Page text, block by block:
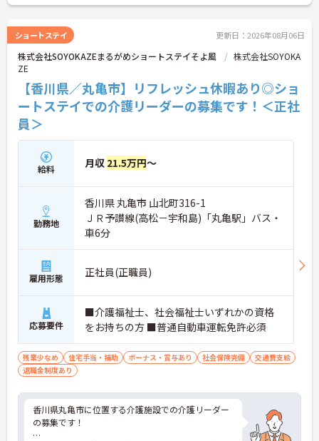
ショートステイ 更新日：2026年08月06日
株式会社SOYOKAZEまるがめショートステイそよ風
株式会社SOYOKA
ZE
【香川県／丸亀市】リフレッシュ休暇あり◎ショ
ートステイでの介護リーダーの募集です！＜正社
員＞
給料 月収 21.5万円～
勤務地
香川県 丸亀市 山北町316-1
ＪＲ予讃線(高松－宇和島)「丸亀駅」バス・
車6分
雇用形態 正社員(正職員)
応募要件
■介護福祉士、社会福祉士いずれかの資格
をお持ちの方 ■普通自動車運転免許必須
残業少なめ 住宅手当・補助 ボーナス・賞与あり 社会保険完備
交通費支給
退職金制度あり
香川県丸亀市に位置する介護施設での介護リーダー
の募集です！